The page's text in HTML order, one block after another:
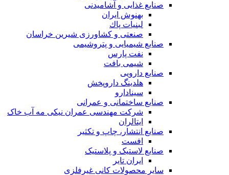
صنایع غذايی و آشاميدنی
بهنوش ایران
لبنيات پاك
صنعتی و کشاورزی شیرین خراسان
صنایع شیمیایی و پتروشیمی
نفت پارس
شیمی بافت
صنایع دارویی
هلدینگ داروپخش
سینادارو
صنایع ساختمانی و عمرانی
شرکت مهندسی عمران نیکی مه آب خاک
ایتالران
صنایع انتشار، چاپ و تکثير
افست
صنایع لاستیک و پلاستیک
ایران تایر
ساير محصولات كانی غيرفلزی